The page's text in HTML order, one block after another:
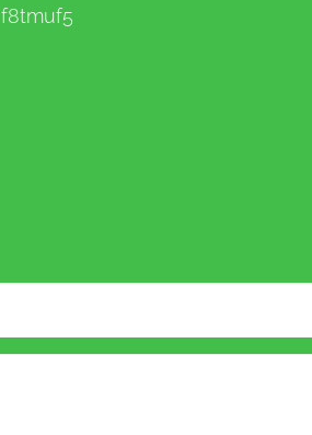
f8tmuf5